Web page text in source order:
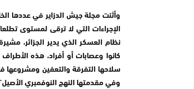
وأثنت مجلة جيش الدزاير في عددها
الإجراءات التي لا ترقى لمستوى
نظام العسكر الذي يدير الجزائر،
كانوا وعصابات أو أفراد، هذه
سلاحها التفرقة والتعفين
وفي مقدمتها النهج النوفمبري